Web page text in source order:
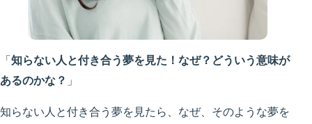
「 知らない人と付き合う夢を見た！なぜ？どういう意味が
あるのかな？ 」
知らない人と付き合う夢を見たら、なぜ、そのような夢を